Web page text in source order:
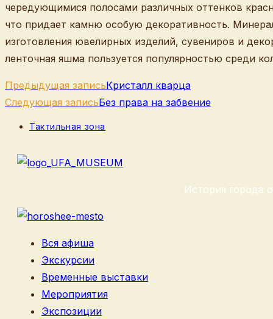
чередующимися полосами различных оттенков
что придает камню особую декоративность.
изготовления ювелирных изделий, сувениров и
ленточная яшма пользуется популярностью среди
Еще
статьи
Предыдущая записьКристалл кварца
Следующая записьБез права на забвение
Рубрика
Тактильная зона
История города
Вся афиша
Экскурсии
Временные выставки
Мероприятия
Экспозиции